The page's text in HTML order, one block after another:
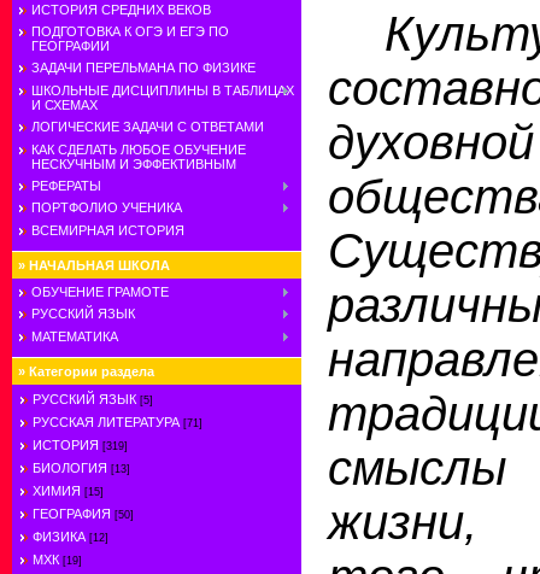
ИСТОРИЯ СРЕДНИХ ВЕКОВ
ПОДГОТОВКА К ОГЭ И ЕГЭ ПО
ГЕОГРАФИИ
ЗАДАЧИ ПЕРЕЛЬМАНА ПО ФИЗИКЕ
ШКОЛЬНЫЕ ДИСЦИПЛИНЫ В ТАБЛИЦАХ
И СХЕМАХ
ЛОГИЧЕСКИЕ ЗАДАЧИ С ОТВЕТАМИ
КАК СДЕЛАТЬ ЛЮБОЕ ОБУЧЕНИЕ
НЕСКУЧНЫМ И ЭФФЕКТИВНЫМ
РЕФЕРАТЫ
ПОРТФОЛИО УЧЕНИКА
ВСЕМИРНАЯ ИСТОРИЯ
» НАЧАЛЬНАЯ ШКОЛА
ОБУЧЕНИЕ ГРАМОТЕ
РУССКИЙ ЯЗЫК
МАТЕМАТИКА
» Категории раздела
РУССКИЙ ЯЗЫК [5]
РУССКАЯ ЛИТЕРАТУРА [71]
ИСТОРИЯ [319]
БИОЛОГИЯ [13]
ХИМИЯ [15]
ГЕОГРАФИЯ [50]
ФИЗИКА [12]
МХК [19]
смыслы
жизни,